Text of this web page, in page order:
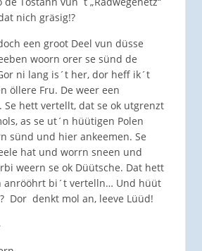
nich gräsig!?
een groot Deel vun düsse
woorn orer se sünd de
ni lang is´t her, dor heff ik´t
öllere Fru. De weer een
Se hett vertellt, dat se ok utgrenzt
as se ut´n hüütigen Polen
sünd und hier ankeemen. Se
hat und worrn sneen und
weern se ok Düütsche. Dat hett
anrööhrt bi´t vertelln… Und hüüt
Dor denkt mol an, leeve Lüüd!